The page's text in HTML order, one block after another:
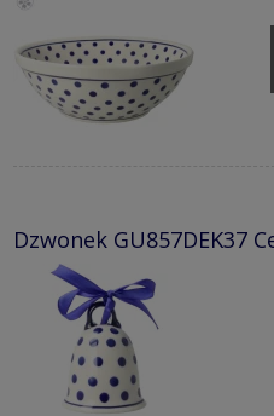
Dzwonek GU857DEK37